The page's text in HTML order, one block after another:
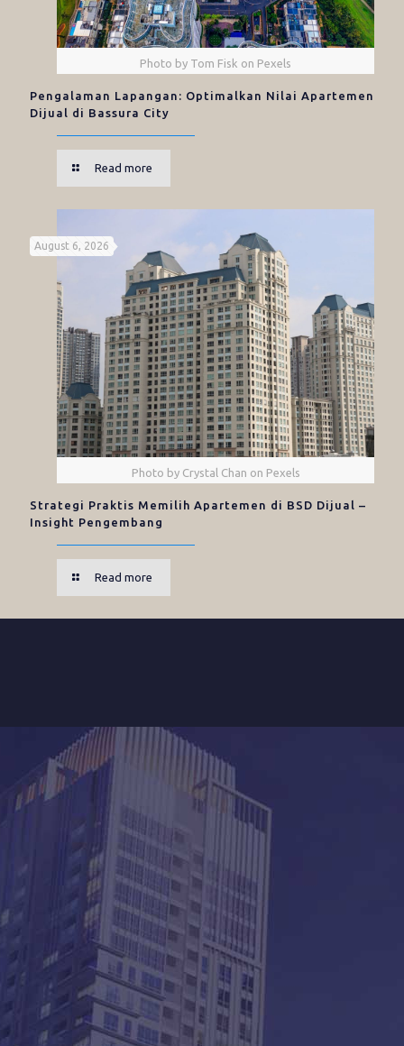
Photo by Tom Fisk on Pexels
Pengalaman Lapangan: Optimalkan Nilai Apartemen
Dijual di Bassura City
Read more
Photo by Crystal Chan on Pexels
August 6, 2026
Strategi Praktis Memilih Apartemen di BSD Dijual –
Insight Pengembang
Read more